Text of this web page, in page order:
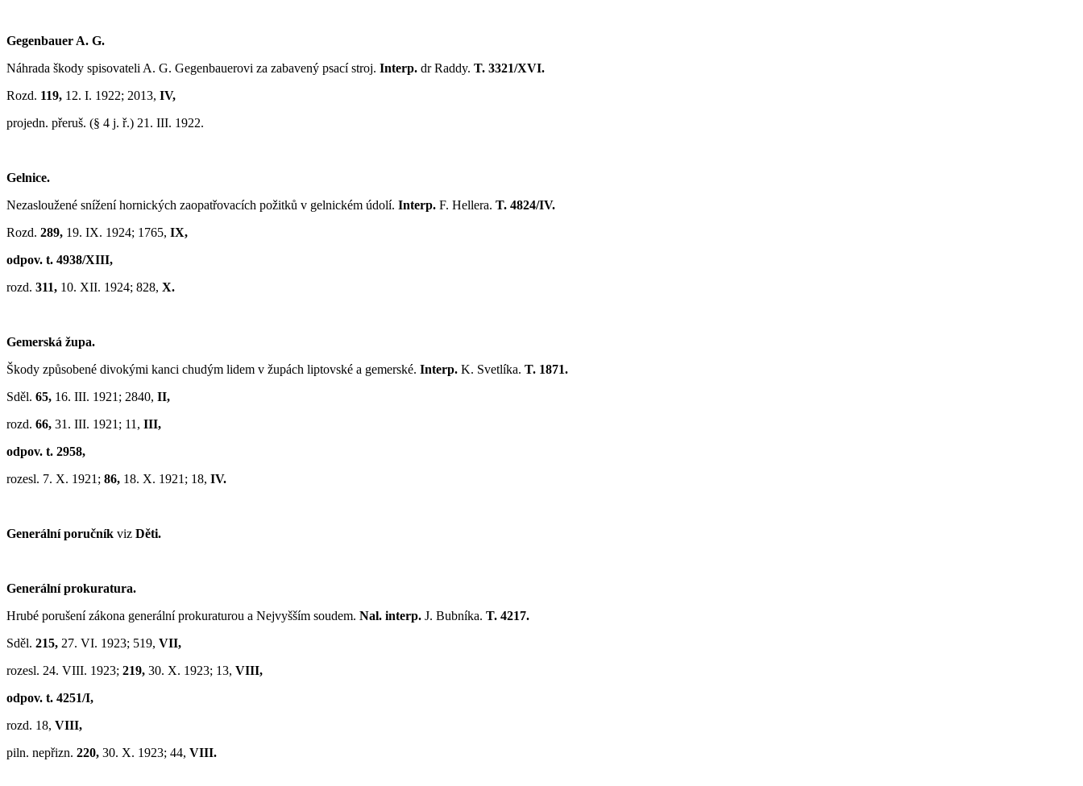
Gegenbauer A. G.
Náhrada škody spisovateli A. G. Gegenbauerovi za zabavený psací stroj. Interp. dr Raddy. T. 3321/XVI.
Rozd. 119, 12. I. 1922; 2013, IV,
projedn. přeruš. (§ 4 j. ř.) 21. III. 1922.
Gelnice.
Nezasloužené snížení hornických zaopatřovacích požitků v gelnickém údolí. Interp. F. Hellera. T. 4824/IV.
Rozd. 289, 19. IX. 1924; 1765, IX,
odpov. t. 4938/XIII,
rozd. 311, 10. XII. 1924; 828, X.
Gemerská župa.
Škody způsobené divokými kanci chudým lidem v župách liptovské a gemerské. Interp. K. Svetlíka. T. 1871.
Sděl. 65, 16. III. 1921; 2840, II,
rozd. 66, 31. III. 1921; 11, III,
odpov. t. 2958,
rozesl. 7. X. 1921; 86, 18. X. 1921; 18, IV.
Generální poručník viz Děti.
Generální prokuratura.
Hrubé porušení zákona generální prokuraturou a Nejvyšším soudem. Nal. interp. J. Bubníka. T. 4217.
Sděl. 215, 27. VI. 1923; 519, VII,
rozesl. 24. VIII. 1923; 219, 30. X. 1923; 13, VIII,
odpov. t. 4251/I,
rozd. 18, VIII,
piln. nepřizn. 220, 30. X. 1923; 44, VIII.